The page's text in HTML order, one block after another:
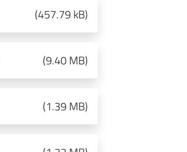
(457.79 kB)
(9.40 MB)
(1.39 MB)